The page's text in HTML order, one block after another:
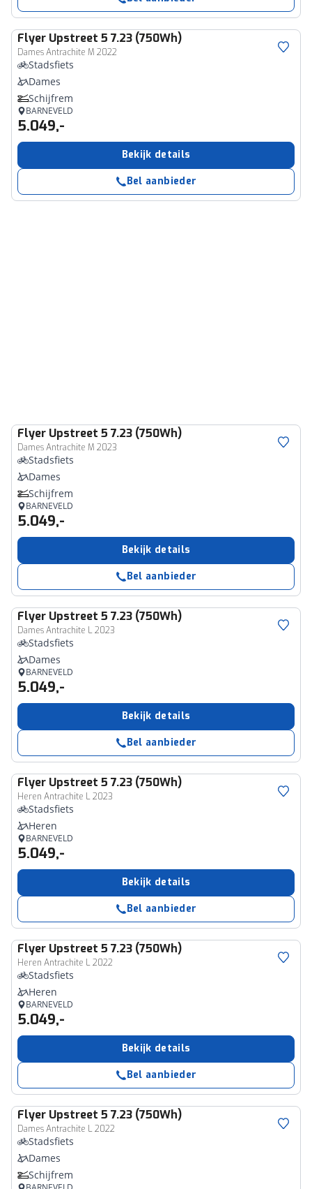
Flyer Upstreet 5 7.23 (750Wh)
Dames Antrachite M 2022
Stadsfiets
Dames
Schijfrem
BARNEVELD
5.049,-
Bekijk details
Bel aanbieder
Flyer Upstreet 5 7.23 (750Wh)
Dames Antrachite M 2023
Stadsfiets
Dames
Schijfrem
BARNEVELD
5.049,-
Bekijk details
Bel aanbieder
Flyer Upstreet 5 7.23 (750Wh)
Dames Antrachite L 2023
Stadsfiets
Dames
BARNEVELD
5.049,-
Bekijk details
Bel aanbieder
Flyer Upstreet 5 7.23 (750Wh)
Heren Antrachite L 2023
Stadsfiets
Heren
BARNEVELD
5.049,-
Bekijk details
Bel aanbieder
Flyer Upstreet 5 7.23 (750Wh)
Heren Antrachite L 2022
Stadsfiets
Heren
BARNEVELD
5.049,-
Bekijk details
Bel aanbieder
Flyer Upstreet 5 7.23 (750Wh)
Dames Antrachite L 2022
Stadsfiets
Dames
Schijfrem